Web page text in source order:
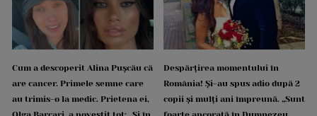
Cum a descoperit Alina Pușcău că
are cancer. Primele semne care
au trimis-o la medic. Prietena ei,
Despărțirea momentului în
România! Și-au spus adio după 2
copii și mulți ani împreună. „Sunt